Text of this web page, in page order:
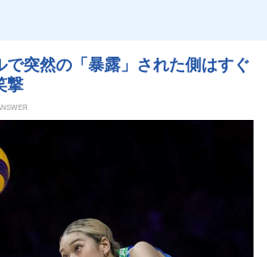
突然の「暴露」された側はすぐ
撃